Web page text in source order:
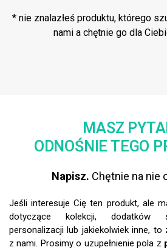
* nie znalazłeś produktu, którego
nami a chętnie go dla
MASZ
ODNOŚNIE TEGO
Napisz. Chętnie na nie
Jeśli interesuje Cię ten produkt, ale
dotyczące kolekcji, dodatków
personalizacji lub jakiekolwiek inne,
z nami. Prosimy o uzupełnienie pola z